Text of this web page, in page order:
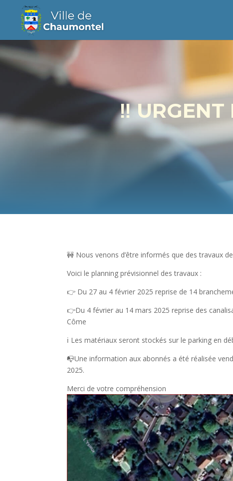
‼️
🚧 Nous venons d’être informés que des travaux
Voici le planning prévisionnel des travaux :
👉 Du 27 au 4 février 2025 reprise de 14
👉Du 4 février au 14 mars 2025 reprise des
Côme
ℹ️ Les matériaux seront stockés sur le parking en
📭Une information aux abonnés a été réalisée
2025.
Merci de votre compréhension